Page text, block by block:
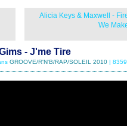
Alicia Keys & Maxwell -
We
- J'me Tire
GROOVE/R'N'B/RAP/SOLEIL 2010 |